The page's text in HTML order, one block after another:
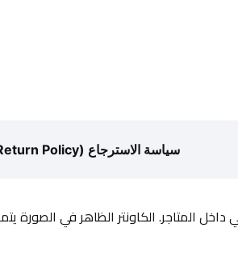
سياسة الاسترجاع (Return Policy)